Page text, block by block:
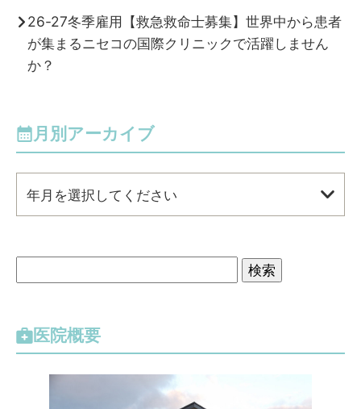
26-27冬季雇用【救急救命士募集】世界中から患者
が集まるニセコの国際クリニックで活躍しません
か？
月別アーカイブ
年月を選択してください
索
医院概要